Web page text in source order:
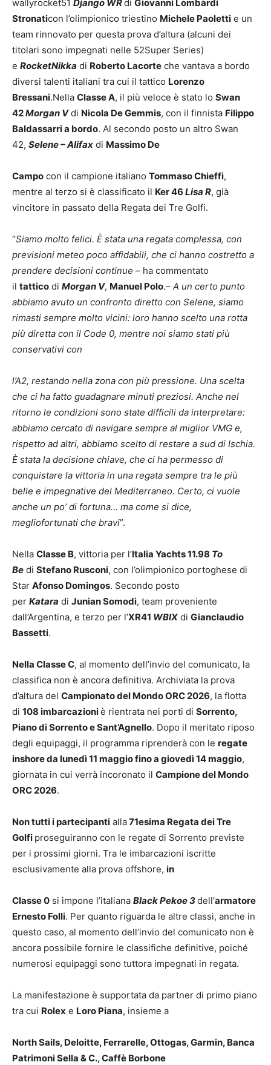
wallyrocket51 Django WRdi Giovanni Lombardi
Stronaticon l’olimpionico triestino Michele Paoletti e un
team rinnovato per questa prova d’altura (alcuni dei
titolari sono impegnati nelle 52Super Series)
e RocketNikka di Roberto Lacorte che vantava a bordo
diversi talenti italiani tra cui il tattico Lorenzo
Bressani.Nella Classe A, il più veloce è stato lo Swan
42Morgan V di Nicola De Gemmis, con il finnista Filippo
Baldassarri a bordo. Al secondo posto un altro Swan
42, Selene – Alifax di Massimo De
Campo con il campione italiano Tommaso Chieffi,
mentre al terzo si è classificato il Ker 46 Lisa R, già
vincitore in passato della Regata dei Tre Golfi.
“Siamo molto felici. È stata una regata complessa, con
previsioni meteo poco affidabili, che ci hanno costretto a
prendere decisioni continue – ha commentato
il tattico di Morgan V, Manuel Polo.– A un certo punto
abbiamo avuto un confronto diretto con Selene, siamo
rimasti sempre molto vicini: loro hanno scelto una rotta
più diretta con il Code 0, mentre noi siamo stati più
conservativi con
l’A2, restando nella zona con più pressione. Una scelta
che ci ha fatto guadagnare minuti preziosi. Anche nel
ritorno le condizioni sono state difficili da interpretare:
abbiamo cercato di navigare sempre al miglior VMG e,
rispetto ad altri, abbiamo scelto di restare a sud di Ischia.
È stata la decisione chiave, che ci ha permesso di
conquistare la vittoria in una regata sempre tra le più
belle e impegnative del Mediterraneo. Certo, ci vuole
anche un po’ di fortuna… ma come si dice,
megliofortunati che bravi”.
Nella Classe B, vittoria per l’Italia Yachts 11.98 To
Be di Stefano Rusconi, con l’olimpionico portoghese di
Star Afonso Domingos. Secondo posto
per Katara di Junian Somodi, team proveniente
dall’Argentina, e terzo per l’XR41 WBIX di Gianclaudio
Bassetti.
Nella Classe C, al momento dell’invio del comunicato, la
classifica non è ancora definitiva. Archiviata la prova
d’altura del Campionato del Mondo ORC 2026, la flotta
di 108 imbarcazioniè rientrata nei porti di Sorrento,
Piano di Sorrento e Sant’Agnello. Dopo il meritato riposo
degli equipaggi, il programma riprenderà con le regate
inshore da lunedì 11 maggio fino a giovedì 14maggio,
giornata in cui verrà incoronato il Campione del Mondo
ORC 2026.
Non tutti i partecipanti alla71esima Regata dei Tre
Golfi proseguiranno con le regate di Sorrento previste
per i prossimi giorni. Tra le imbarcazioni iscritte
esclusivamente alla prova offshore, in
Classe 0 si impone l’italiana Black Pekoe 3dell’armatore
Ernesto Folli. Per quanto riguarda le altre classi, anche in
questo caso, al momento dell’invio del comunicato non è
ancora possibile fornire le classifiche definitive, poiché
numerosi equipaggi sono tuttora impegnati in regata.
La manifestazione è supportata da partner di primo piano
tra cui Rolex e Loro Piana, insieme a
North Sails, Deloitte, Ferrarelle, Ottogas, Garmin, Banca
Patrimoni Sella & C., Caffè Borbone